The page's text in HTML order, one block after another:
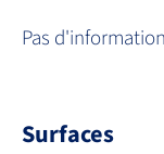
Pas
Surfaces